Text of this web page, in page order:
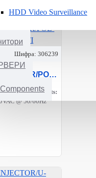
HDD Video Surveillance
Шифра: 306239
NET POE ADAPTER/POE-24-12W-WH UBIQUITI
supply requirements:
@ 50/60Hz